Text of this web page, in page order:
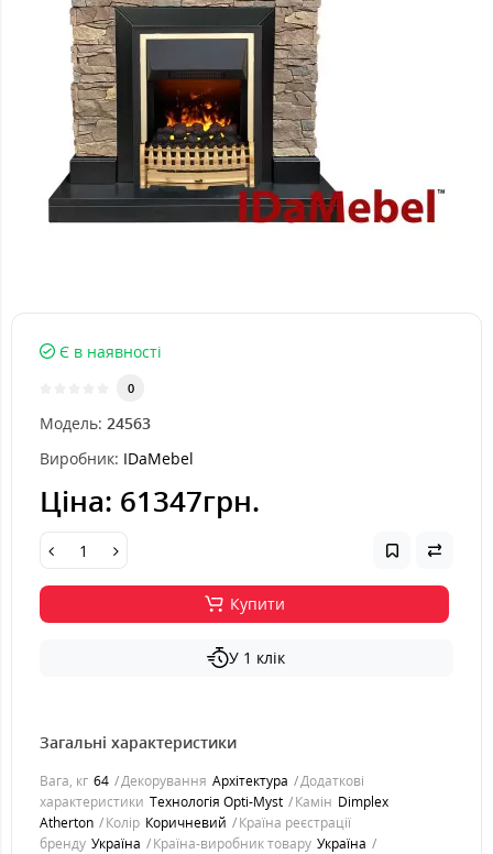
Є в наявності
0
Модель: 24563
Виробник: IDaMebel
Ціна: 61347грн.
Купити
У 1 клік
Загальні характеристики
Вага, кг 64 Декорування Архітектура
Додаткові
характеристики Технологія Opti-Myst Камін Dimplex
Atherton
Колір Коричневий
Країна реєстрації
бренду Україна Країна-виробник товару Україна